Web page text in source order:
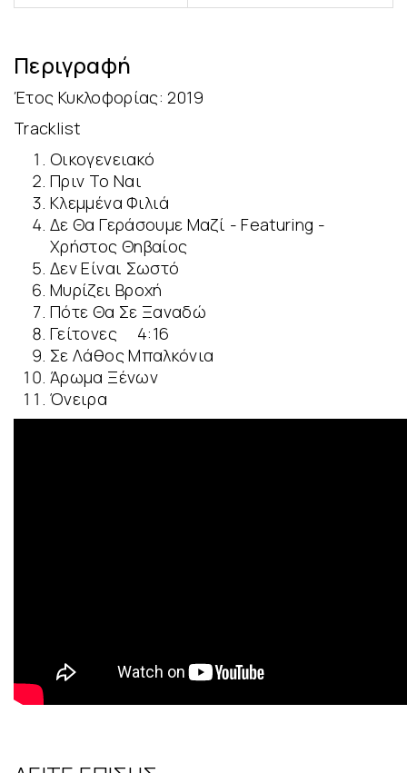
Περιγραφή
Έτος Κυκλοφορίας: 2019
Tracklist
Οικογενειακό
Πριν Το Ναι
Κλεμμένα Φιλιά
Δε Θα Γεράσουμε Μαζί - Featuring -
Χρήστος Θηβαίος
Δεν Είναι Σωστό
Μυρίζει Βροχή
Πότε Θα Σε Ξαναδώ
Γείτονες
4:16
Σε Λάθος Μπαλκόνια
Άρωμα Ξένων
Όνειρα